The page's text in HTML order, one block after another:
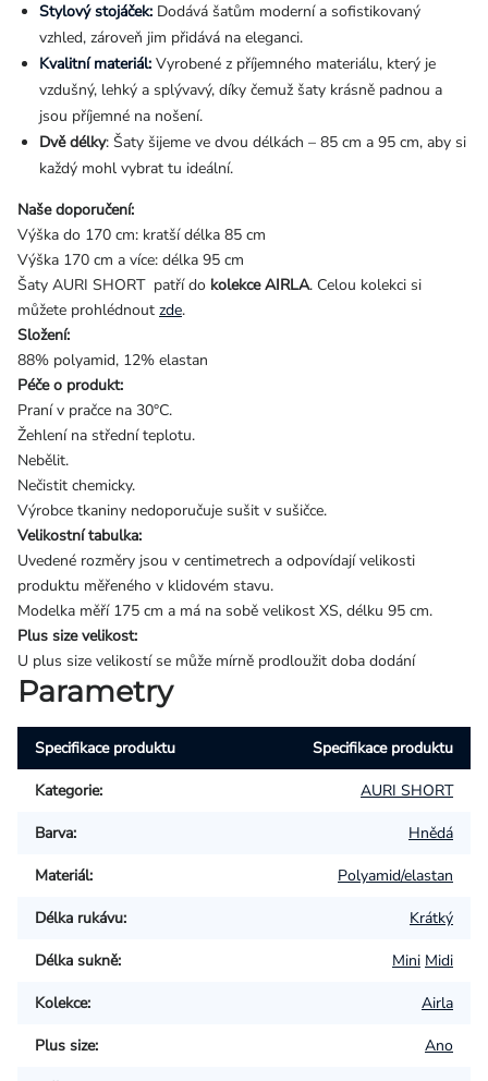
Stylový stojáček: Dodává šatům moderní a sofistikovaný
vzhled, zároveň jim přidává na eleganci.
Kvalitní materiál: Vyrobené z příjemného materiálu, který je
vzdušný, lehký a splývavý, díky čemuž šaty krásně padnou a
jsou příjemné na nošení.
Dvě délky: Šaty šijeme ve dvou délkách – 85 cm a 95 cm, aby si
každý mohl vybrat tu ideální.
Naše doporučení:
Výška do 170 cm: kratší délka 85 cm
Výška 170 cm a více: délka 95 cm
Šaty AURI SHORT patří do kolekce AIRLA. Celou kolekci si
můžete prohlédnout zde.
Složení:
88% polyamid, 12% elastan
Péče o produkt:
Praní v pračce na 30°C.
Žehlení na střední teplotu.
Nebělit.
Nečistit chemicky.
Výrobce tkaniny nedoporučuje sušit v sušičce.
Velikostní tabulka:
Uvedené rozměry jsou v centimetrech a odpovídají velikosti
produktu měřeného v klidovém stavu.
Modelka měří 175 cm a má na sobě velikost XS, délku 95 cm.
Plus size velikost:
U plus size velikostí se může mírně prodloužit doba dodání
Parametry
Specifikace produktu Specifikace produktu
Kategorie: AURI SHORT
Barva: Hnědá
Materiál: Polyamid/elastan
Délka rukávu: Krátký
Délka sukně: Mini Midi
Kolekce: Airla
Plus size: Ano